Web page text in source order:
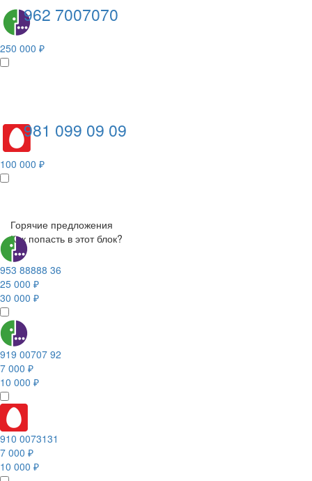
962 7007070
250 000 ₽
981 099 09 09
100 000 ₽
Горячие предложения
Как попасть в этот блок?
953 88888 36
25 000 ₽
30 000 ₽
919 00707 92
7 000 ₽
10 000 ₽
910 0073131
7 000 ₽
10 000 ₽